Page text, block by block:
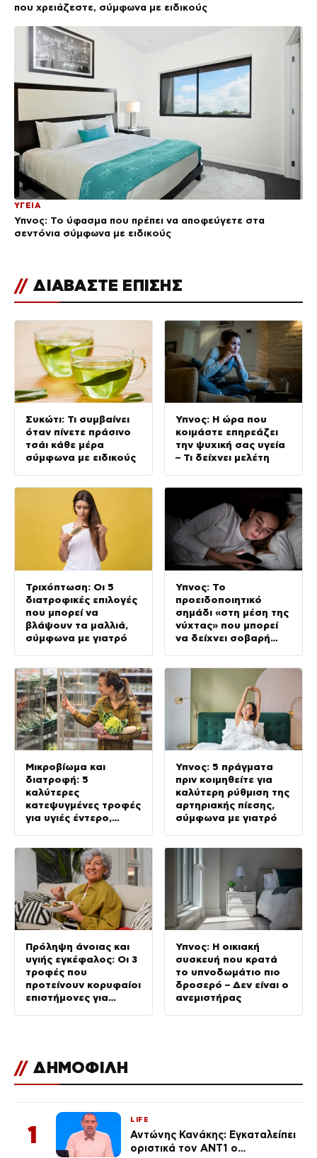
που χρειάζεστε, σύμφωνα με ειδικούς
ΥΓΕΙΑ
Ύπνος: Το ύφασμα που πρέπει να αποφεύγετε στα
σεντόνια σύμφωνα με ειδικούς
// ΔΙΑΒΑΣΤΕ ΕΠΙΣΗΣ
Συκώτι: Τι συμβαίνει
όταν πίνετε πράσινο
τσάι κάθε μέρα
σύμφωνα με ειδικούς
Ύπνος: Η ώρα που
κοιμάστε επηρεάζει
την ψυχική σας υγεία
– Τι δείχνει μελέτη
Τριχόπτωση: Οι 5
διατροφικές επιλογές
που μπορεί να
βλάψουν τα μαλλιά,
σύμφωνα με γιατρό
Ύπνος: Το
προειδοποιητικό
σημάδι «στη μέση της
νύχτας» που μπορεί
να δείχνει σοβαρή
Μικροβίωμα και
διατροφή: 5
καλύτερες
κατεψυγμένες τροφές
για υγιές έντερο,
Ύπνος: 5 πράγματα
πριν κοιμηθείτε για
καλύτερη ρύθμιση της
αρτηριακής πίεσης,
σύμφωνα με γιατρό
Πρόληψη άνοιας και
υγιής εγκέφαλος: Οι 3
τροφές που
προτείνουν κορυφαίοι
επιστήμονες για
Ύπνος: Η οικιακή
συσκευή που κρατά
το υπνοδωμάτιο πιο
δροσερό – Δεν είναι ο
ανεμιστήρας
// ΔΗΜΟΦΙΛΗ
1
LIFE
Αντώνης Κανάκης: Εγκαταλείπει
οριστικά τον ΑΝΤ1 ο